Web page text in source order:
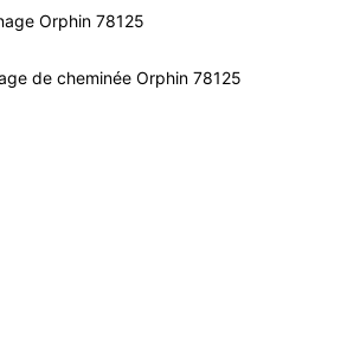
Orphin 78125
de cheminée Orphin 78125